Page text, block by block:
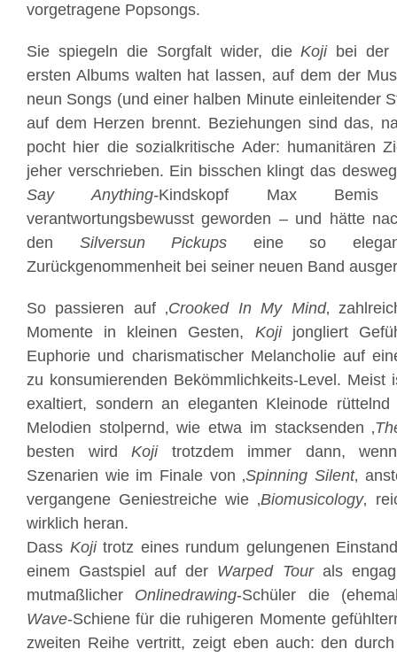
vorgetragene Popsongs.
Sie spiegeln die Sorgfalt wider, dieKojibei der
ersten Albums walten hat lassen, auf dem der
neun Songs (und einer halben Minute einleitender
auf dem Herzen brennt. Beziehungen sind das,
pocht hier die sozialkritische Ader: humanitären
jeher verschrieben. Ein bisschen klingt das
Say Anything-Kindskopf Max Bemis
verantwortungsbewusst geworden – und hätte
den Silversun Pickups eine so
Zurückgenommenheit bei seiner neuen Band
So passieren auf ‚Crooked In My Mind‚
Momente in kleinen Gesten, Kojijongliert
Euphorie und charismatischer Melancholie auf
zu konsumierenden Bekömmlichkeits-Level. Meist
exaltiert, sondern an eleganten Kleinode
Melodien stolpernd, wie etwa im stacksenden ‚
besten wird Kojitrotzdem immer dann,
Szenarien wie im Finale von ‚Spinning Silent‚
vergangene Geniestreiche wie ‚Biomusicology‚
wirklich heran.
Dass Kojitrotz eines rundum gelungenen
einem Gastspiel auf der Warped Tourals
mutmaßlicher Onlinedrawing-Schüler die
Wave-Schiene für die ruhigeren Momente
zweiten Reihe vertritt, zeigt eben auch: den